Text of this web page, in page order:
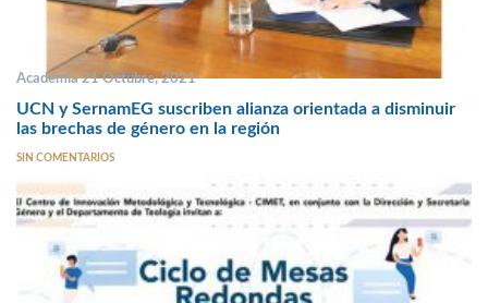
Academia 21 Octubre, 2021
UCN y SernamEG suscriben alianza orientada a disminuir
las brechas de género en la región
SIN COMENTARIOS